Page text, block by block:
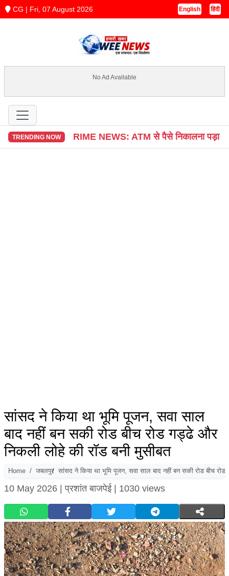
CG | Fri, 07 August 2026 English हिंदी
No Ad Available
TRENDING NOW
CG CRIME NEWS: ATM से पैसे निकालना पड़ा महंगा, शातिर
सांसद ने किया था भूमि पूजन, सवा साल
बाद नहीं बन सकी रोड बीच रोड गड्ढे और
निकली लोहे की रॉड बनी मुसीबत
Home जबलपुर सांसद ने किया था भूमि पूजन, सवा साल बाद नहीं बन सकी रोड बीच
10 May 2026 |प्रशांत बाजपेई | 1030 views